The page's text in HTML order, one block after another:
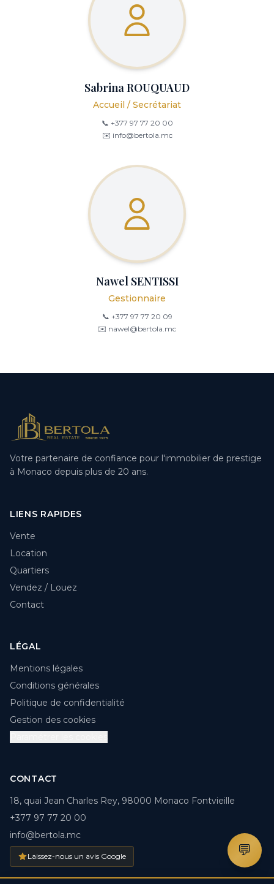
Sabrina ROUQUAUD
Accueil / Secrétariat
📞 +377 97 77 20 00
✉️ info@bertola.mc
Nawel SENTISSI
Gestionnaire
📞 +377 97 77 20 09
✉️ nawel@bertola.mc
Votre partenaire de confiance pour l'immobilier de prestige
à Monaco depuis plus de 20 ans.
LIENS RAPIDES
Vente
Location
Quartiers
Vendez / Louez
Contact
LÉGAL
Mentions légales
Conditions générales
Politique de confidentialité
Gestion des cookies
CONTACT
18, quai Jean Charles Rey, 98000 Monaco Fontvieille
+377 97 77 20 00
info@bertola.mc
Laissez-nous un avis Google 💬